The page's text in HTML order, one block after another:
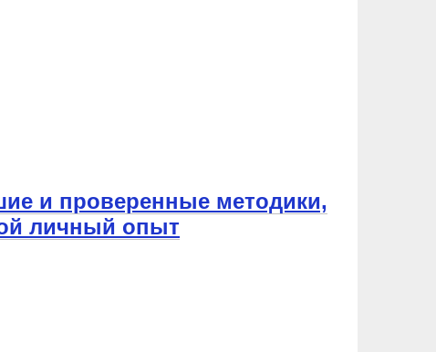
и проверенные методики,
личный опыт